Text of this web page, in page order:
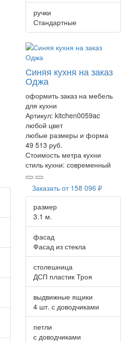
ручки
Стандартные
Синяя кухня на заказ
Оджа
оформить заказ на мебель
для кухни
Артикул: kitchen0059ac
любой цвет
любые размеры и форма
49 513 руб.
Стоимость метра кухни
стиль кухни: современный
Заказать от 158 096 ₽
размер
3.1 м.
фасад
Фасад из стекла
столешница
ДСП пластик Троя
выдвижные ящики
4 шт. с доводчиками
петли
с доводчиками